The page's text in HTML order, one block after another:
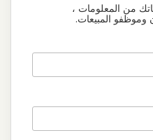
من المعلومات ،
وموظفو المبيعات.